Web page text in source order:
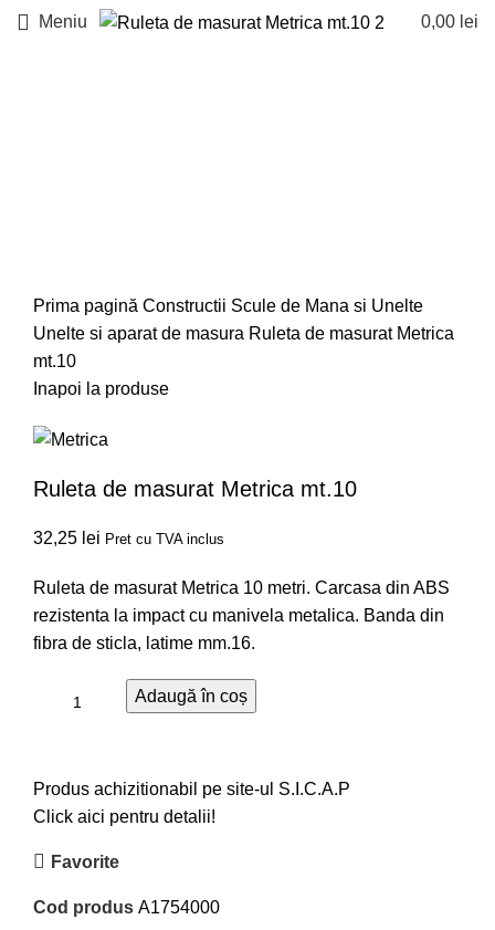
Meniu 0,00 lei
Prima pagină Constructii Scule de Mana si Unelte
Unelte si aparat de masura Ruleta de masurat Metrica
mt.10
Inapoi la produse
Ruleta de masurat Metrica mt.10
32,25 lei Pret cu TVA inclus
Ruleta de masurat Metrica 10 metri. Carcasa din ABS
rezistenta la impact cu manivela metalica. Banda din
fibra de sticla, latime mm.16.
Adaugă în coș
Produs achizitionabil pe site-ul S.I.C.A.P
Click aici pentru detalii!
Favorite
Cod produs A1754000